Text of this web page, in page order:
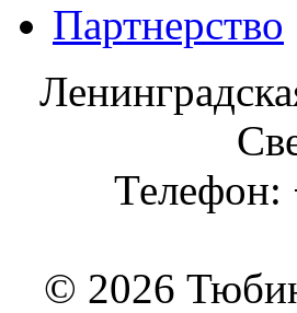
Партнерство
Телефон:
© 2026